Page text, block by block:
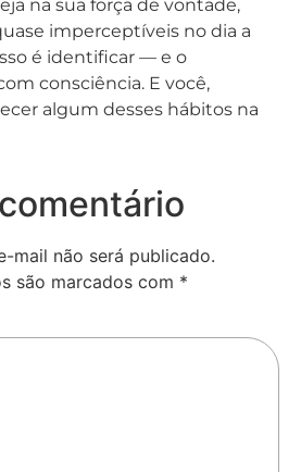
na sua força de vontade,
imperceptíveis no dia a
é identificar — e o
consciência. E você,
algum desses hábitos na
mail não será publicado.
são marcados com *